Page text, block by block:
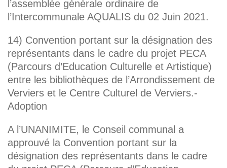
l’assemblée générale ordinaire de
l’Intercommunale AQUALIS du 02 Juin 2021.
14) Convention portant sur la désignation des
représentants dans le cadre du projet PECA
(Parcours d’Education Culturelle et Artistique)
entre les bibliothèques de l’Arrondissement de
Verviers et le Centre Culturel de Verviers.-
Adoption
A l’UNANIMITE, le Conseil communal a
approuvé la Convention portant sur la
désignation des représentants dans le cadre